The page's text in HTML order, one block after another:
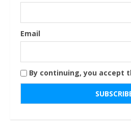
Email
By continuing, you accept